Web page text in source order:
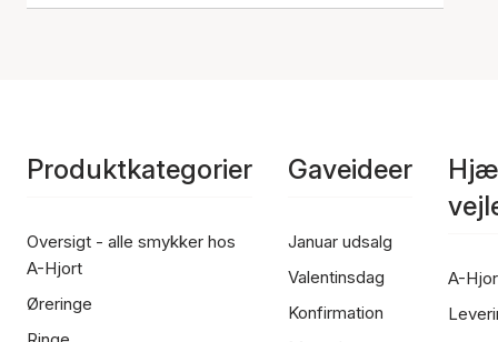
Produktkategorier
Oversigt - alle smykker hos
A-Hjort
Øreringe
Gaveideer
Januar udsalg
Valentinsdag
Konfirmation
A-